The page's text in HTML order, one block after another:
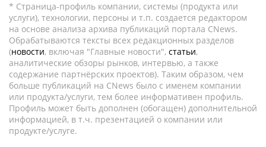
* Страница-профиль компании, системы (продукта или
услуги), технологии, персоны и т.п. создается редактором
на основе анализа архива публикаций портала CNews.
Обрабатываются тексты всех редакционных разделов
(новости, включая "Главные новости", статьи,
аналитические обзоры рынков, интервью, а также
содержание партнёрских проектов). Таким образом, чем
больше публикаций на CNews было с именем компании
или продукта/услуги, тем более информативен профиль.
Профиль может быть дополнен (обогащен) дополнительной
информацией, в т.ч. презентацией о компании или
продукте/услуге.